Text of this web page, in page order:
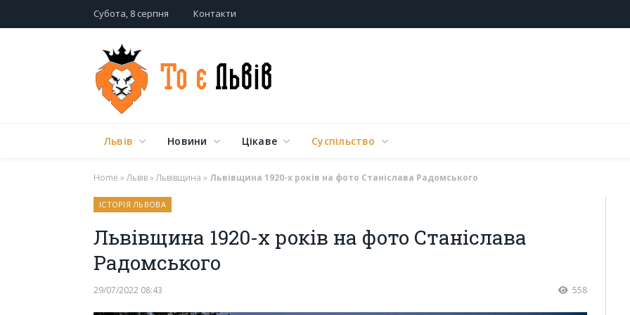
Субота, 8 серпня Контакти
Львів Новини Цікаве Суспільство
Home »Львів»Львівщина » Львівщина 1920-х років на фото Станіслава Радомського
ІСТОРІЯ ЛЬВОВА
Львівщина 1920-х років на фото Станіслава
Радомського
29/07/2022 08:43 558